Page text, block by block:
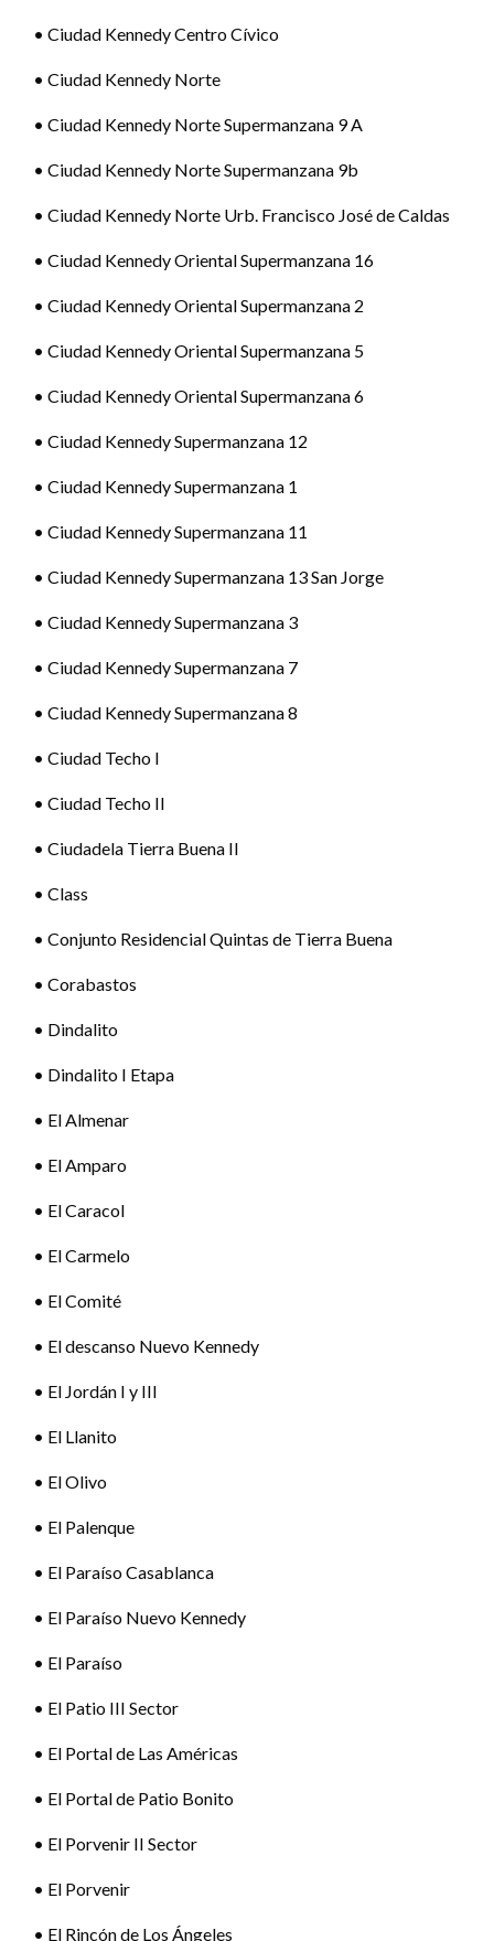
• Ciudad Kennedy Centro Cívico
• Ciudad Kennedy Norte
• Ciudad Kennedy Norte Supermanzana 9 A
• Ciudad Kennedy Norte Supermanzana 9b
• Ciudad Kennedy Norte Urb. Francisco José de Caldas
• Ciudad Kennedy Oriental Supermanzana 16
• Ciudad Kennedy Oriental Supermanzana 2
• Ciudad Kennedy Oriental Supermanzana 5
• Ciudad Kennedy Oriental Supermanzana 6
• Ciudad Kennedy Supermanzana 12
• Ciudad Kennedy Supermanzana 1
• Ciudad Kennedy Supermanzana 11
• Ciudad Kennedy Supermanzana 13 San Jorge
• Ciudad Kennedy Supermanzana 3
• Ciudad Kennedy Supermanzana 7
• Ciudad Kennedy Supermanzana 8
• Ciudad Techo I
• Ciudad Techo II
• Ciudadela Tierra Buena II
• Class
• Conjunto Residencial Quintas de Tierra Buena
• Corabastos
• Dindalito
• Dindalito I Etapa
• El Almenar
• El Amparo
• El Caracol
• El Carmelo
• El Comité
• El descanso Nuevo Kennedy
• El Jordán I y III
• El Llanito
• El Olivo
• El Palenque
• El Paraíso Casablanca
• El Paraíso Nuevo Kennedy
• El Paraíso
• El Patio III Sector
• El Portal de Las Américas
• El Portal de Patio Bonito
• El Porvenir II Sector
• El Porvenir
• El Rincón de Los Ángeles